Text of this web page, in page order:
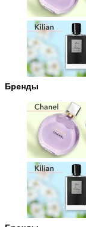
Бренды